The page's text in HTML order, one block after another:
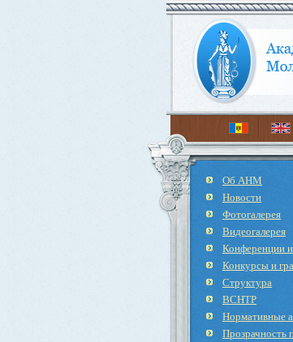
Об АНМ
Новости
Фотогалерея
Видеогалерея
Конференции
Конкурсы и
Структура
ВСНТР
Нормативные
Прозрачность